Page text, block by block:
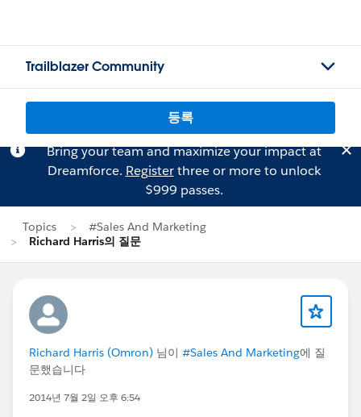
Trailblazer Community
등록
Bring your team and maximize your impact at
Dreamforce. Registerthree or more to unlock
$999 passes.
Topics
#Sales And Marketing
Richard Harris의 질문
Richard Harris (Omron) 님이 #Sales And Marketing에 질
문했습니다
2014년 7월 2일 오후 6:54